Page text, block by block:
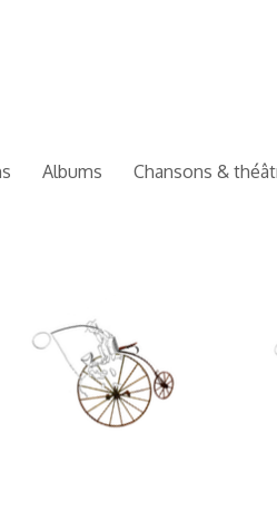
Albums Chansons &